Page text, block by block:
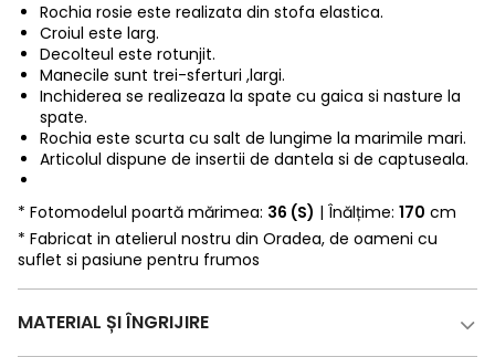
Rochia rosie este realizata din stofa elastica.
Croiul este larg.
Decolteul este rotunjit.
Manecile sunt trei-sferturi ,largi.
Inchiderea se realizeaza la spate cu gaica si nasture la
spate.
Rochia este scurta cu salt de lungime la marimile mari.
Articolul dispune de insertii de dantela si de captuseala.
* Fotomodelul poartă mărimea: 36 (S) | Înălțime: 170 cm
* Fabricat in atelierul nostru din Oradea, de oameni cu
suflet si pasiune pentru frumos
MATERIAL ȘI ÎNGRIJIRE